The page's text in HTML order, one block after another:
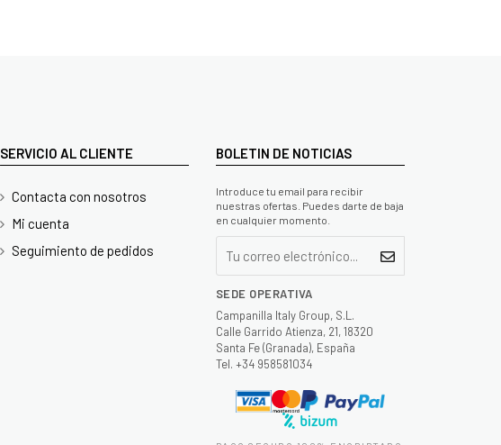
SERVICIO AL CLIENTE
Contacta con nosotros
Mi cuenta
Seguimiento de pedidos
BOLETIN DE NOTICIAS
Introduce tu email para recibir
nuestras ofertas. Puedes darte de baja
en cualquier momento.
SEDE OPERATIVA
Campanilla Italy Group, S.L.
Calle Garrido Atienza, 21, 18320
Santa Fe (Granada), España
Tel. +34 958581034